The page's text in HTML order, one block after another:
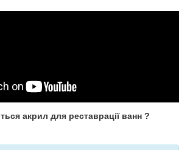
акрил для реставрації ванн ?